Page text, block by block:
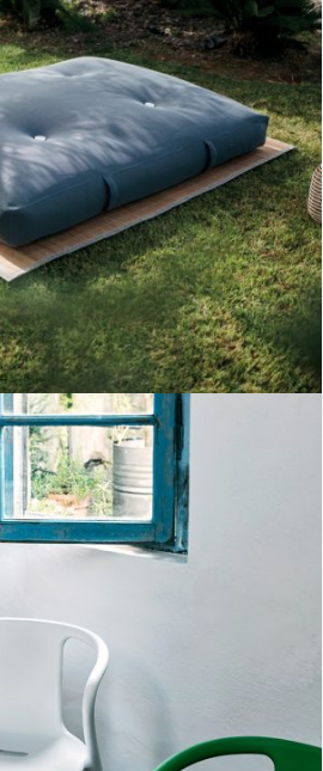
colchoneta bali